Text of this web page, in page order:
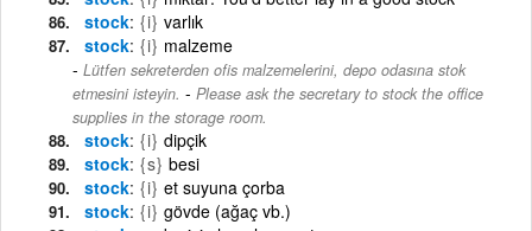
stock {i} varlık
stock {i} malzeme
Lütfen sekreterden ofis malzemelerini, depo odasına stok
etmesini isteyin. - Please ask the secretary to stock the office
supplies in the storage room.
stock {i} dipçik
stock {s} besi
stock {i} et suyuna çorba
stock {i} gövde (ağaç vb.)